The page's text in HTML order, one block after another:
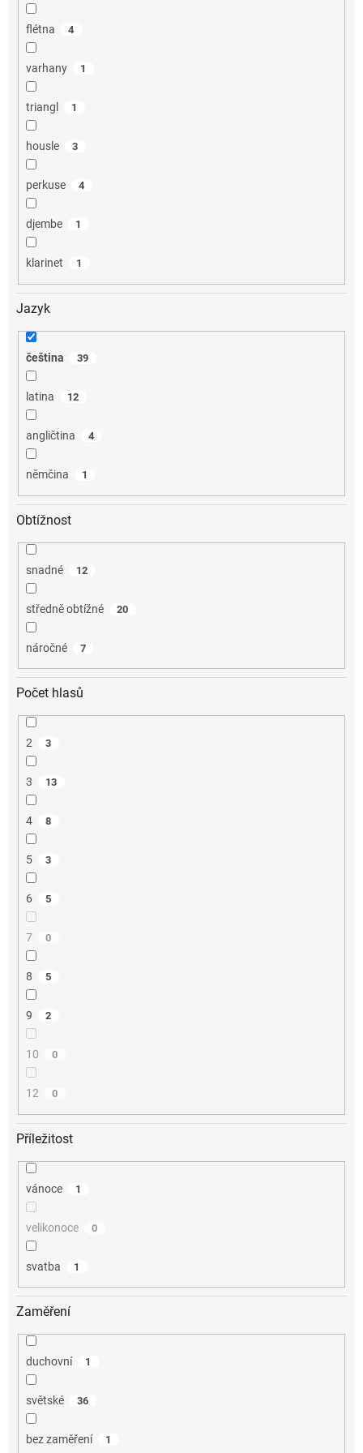
flétna 4
varhany 1
triangl 1
housle 3
perkuse 4
djembe 1
klarinet 1
Jazyk
čeština 39
latina 12
angličtina 4
němčina 1
Obtížnost
snadné 12
středně obtížné 20
náročné 7
Počet hlasů
2 3
3 13
4 8
5 3
6 5
7 0
8 5
9 2
10 0
12 0
Příležitost
vánoce 1
velikonoce 0
svatba 1
Zaměření
duchovní 1
světské 36
bez zaměření 1